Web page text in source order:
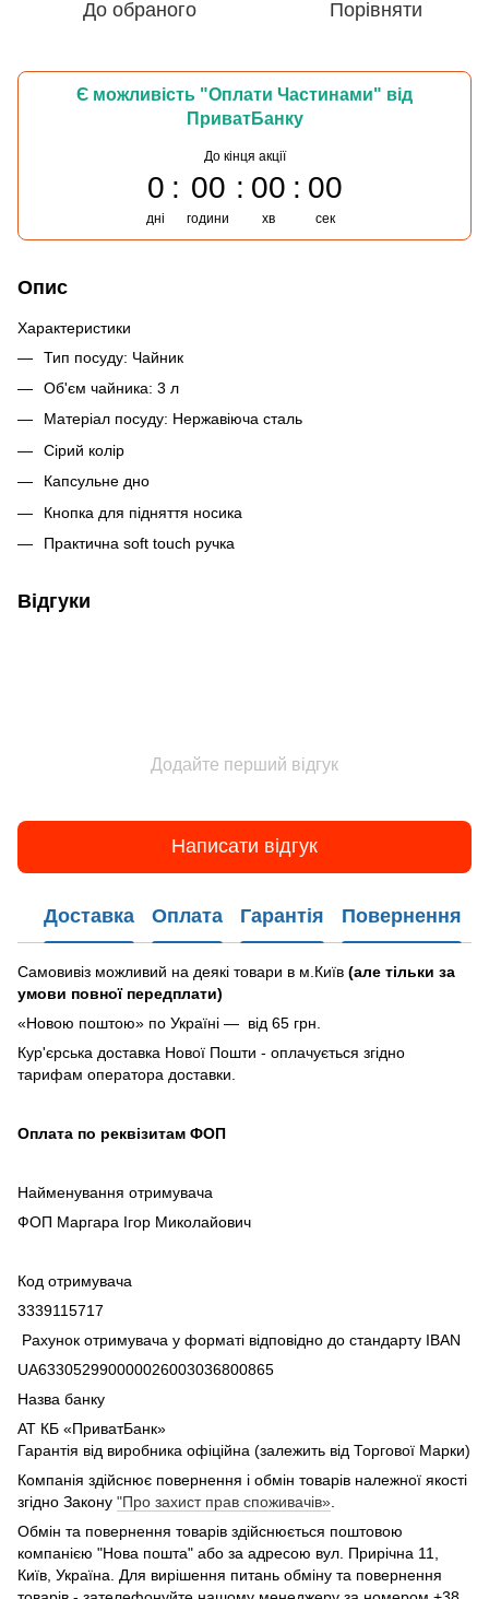
До обраного Порівняти
Є можливість "Оплати Частинами" від
ПриватБанку
До кінця акції
0
дні
00
години
00
хв
00
сек
Опис
Характеристики
Тип посуду: Чайник
Об'єм чайника: 3 л
Матеріал посуду: Нержавіюча сталь
Сірий колір
Капсульне дно
Кнопка для підняття носика
Практична soft touch ручка
Відгуки
Додайте перший відгук
Написати відгук
Доставка Оплата Гарантія Повернення
Самовивіз можливий на деякі товари в м.Київ (але тільки за
умови повної передплати)
«Новою поштою» по Україні — від 65 грн.
Кур'єрська доставка Нової Пошти - оплачується згідно
тарифам оператора доставки.
Оплата по реквізитам ФОП
Найменування отримувача
ФОП Маргара Ігор Миколайович
Код отримувача
3339115717
Рахунок отримувача у форматі відповідно до стандарту IBAN
UA633052990000026003036800865
Назва банку
АТ КБ «ПриватБанк»
Гарантія від виробника офіційна (залежить від Торгової Марки)
Компанія здійснює повернення і обмін товарів належної якості
згідно Закону "Про захист прав споживачів»
Обмін та повернення товарів здійснюється поштовою
компанією "Нова пошта" або за адресою вул. Прирічна 11,
Київ, Україна. Для вирішення питань обміну та повернення